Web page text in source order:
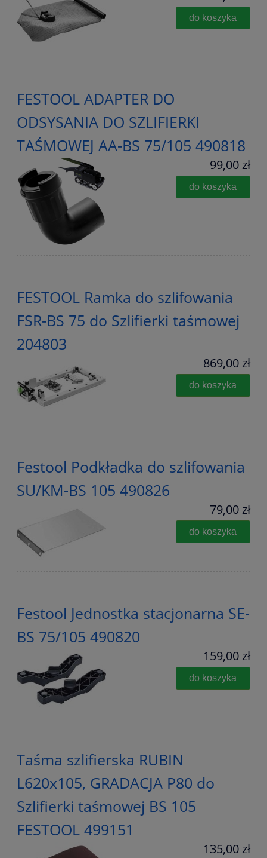
do koszyka
FESTOOL ADAPTER DO
ODSYSANIA DO SZLIFIERKI
TAŚMOWEJ AA-BS 75/105 490818
99,00 zł
do koszyka
FESTOOL Ramka do szlifowania
FSR-BS 75 do Szlifierki taśmowej
204803
869,00 zł
do koszyka
Festool Podkładka do szlifowania
SU/KM-BS 105 490826
79,00 zł
do koszyka
Festool Jednostka stacjonarna SE-
BS 75/105 490820
159,00 zł
do koszyka
Taśma szlifierska RUBIN
L620x105, GRADACJA P80 do
Szlifierki taśmowej BS 105
FESTOOL 499151
135,00 zł